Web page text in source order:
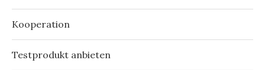
Kooperation
Testprodukt anbieten